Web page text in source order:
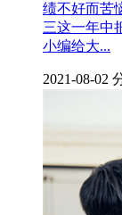
绩不好而苦
三这一年中
小编给大...
2021-08-02